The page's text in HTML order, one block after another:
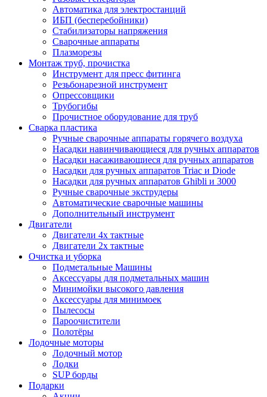
Автоматика для электростанций
ИБП (бесперебойники)
Стабилизаторы напряжения
Сварочные аппараты
Плазморезы
Монтаж труб, прочистка
Инструмент для пресс фитинга
Резьбонарезной инструмент
Опрессовщики
Трубогибы
Прочистное оборудование для труб
Сварка пластика
Ручные сварочные аппараты горячего воздуха
Насадки навинчивающиеся для ручных аппаратов
Насадки насаживающиеся для ручных аппаратов
Насадки для ручных аппаратов Triac и Diode
Насадки для ручных аппаратов Ghibli и 3000
Ручные сварочные экструдеры
Автоматические сварочные машины
Дополнительный инструмент
Двигатели
Двигатели 4х тактные
Двигатели 2х тактные
Очистка и уборка
Подметальные Машины
Аксессуары для подметальных машин
Минимойки высокого давления
Аксессуары для минимоек
Пылесосы
Пароочистители
Полотёры
Лодочные моторы
Лодочный мотор
Лодки
SUP борды
Подарки